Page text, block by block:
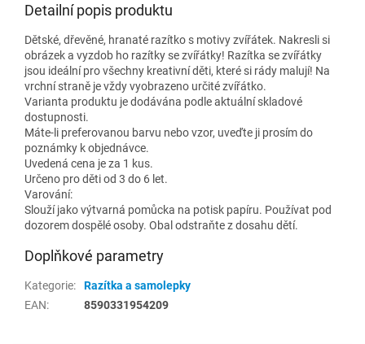
Detailní popis produktu
Dětské, dřevěné, hranaté razítko s motivy zvířátek. Nakresli si
obrázek a vyzdob ho razítky se zvířátky! Razítka se zvířátky
jsou ideální pro všechny kreativní děti, které si rády malují! Na
vrchní straně je vždy vyobrazeno určité zvířátko.
Varianta produktu je dodávána podle aktuální skladové
dostupnosti.
Máte-li preferovanou barvu nebo vzor, uveďte ji prosím do
poznámky k objednávce.
Uvedená cena je za 1 kus.
Určeno pro děti od 3 do 6 let.
Varování:
Slouží jako výtvarná pomůcka na potisk papíru. Používat pod
dozorem dospělé osoby. Obal odstraňte z dosahu dětí.
Doplňkové parametry
Kategorie:
Razítka a samolepky
EAN: 8590331954209